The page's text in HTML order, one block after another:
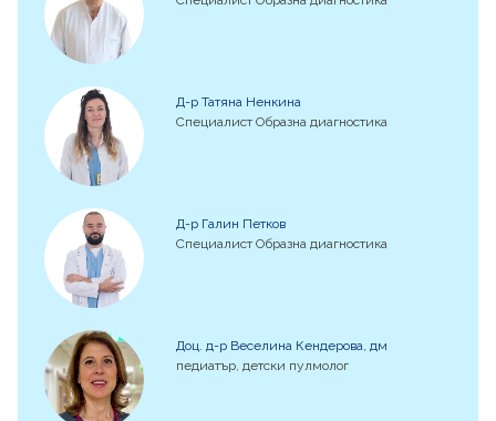
Д-р Татяна Ненкина
Специалист Образна диагностика
Д-р Галин Петков
Специалист Образна диагностика
Доц. д-р Веселина Кендерова, дм
педиатър, детски пулмолог